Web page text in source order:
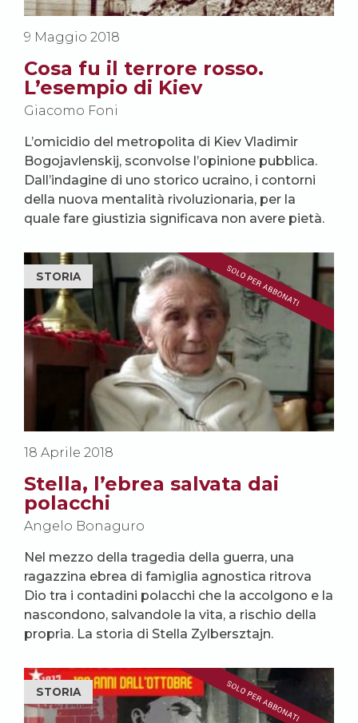
9 Maggio 2018
Cosa fu il terrore rosso.
L’esempio di Kiev
Giacomo Foni
L’omicidio del metropolita di Kiev Vladimir
Bogojavlenskij, sconvolse l’opinione pubblica.
Dall’indagine di uno storico ucraino, i contorni
della nuova mentalità rivoluzionaria, per la
quale fare giustizia significava non avere pietà.
STORIA
18 Aprile 2018
Stella, l’ebrea salvata dai
polacchi
Angelo Bonaguro
Nel mezzo della tragedia della guerra, una
ragazzina ebrea di famiglia agnostica ritrova
Dio tra i contadini polacchi che la accolgono e la
nascondono, salvandole la vita, a rischio della
propria. La storia di Stella Zylbersztajn.
STORIA